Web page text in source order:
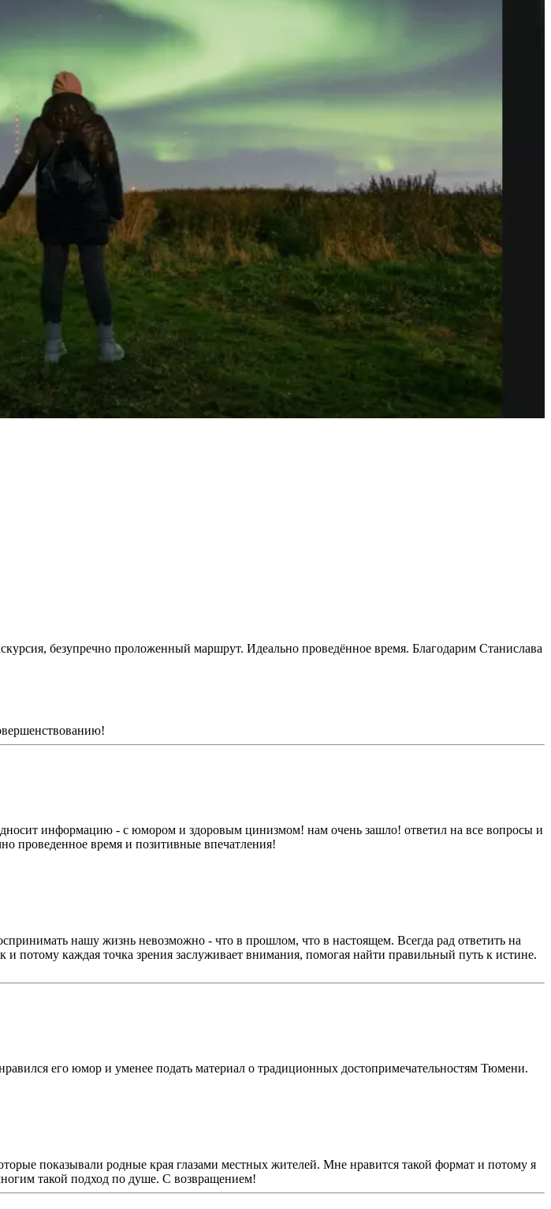
безупречно проложенный маршрут. Идеально проведённое время. Благодарим Станислава
информацию - с юмором и здоровым цинизмом! нам очень зашло! ответил на все вопросы и
проведенное время и позитивные впечатления!
нашу жизнь невозможно - что в прошлом, что в настоящем. Всегда рад ответить на
потому каждая точка зрения заслуживает внимания, помогая найти правильный путь к истине.
его юмор и уменее подать материал о традиционных достопримечательностям Тюмени.
показывали родные края глазами местных жителей. Мне нравится такой формат и потому я
такой подход по душе. С возвращением!